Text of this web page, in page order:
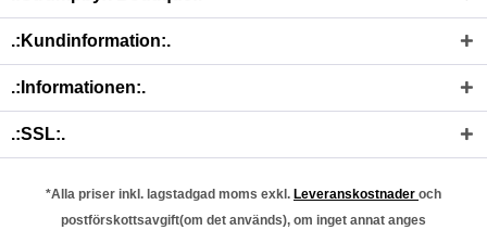
.:Kundinformation:.
.:Informationen:.
.:SSL:.
*Alla priser inkl. lagstadgad moms exkl. Leveranskostnader och
postförskottsavgift(om det används), om inget annat anges